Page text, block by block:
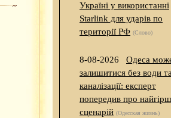
Україні у використанні
Starlink для ударів по
території РФ (Слово)
8-08-2026
Одеса
залишитися без води та
каналізації: експерт
попередив про
сценарій (Одесская жизнь)